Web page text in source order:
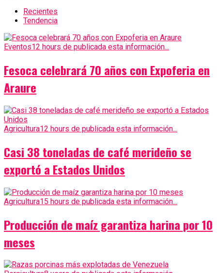
Recientes
Tendencia
Eventos12 hours de publicada esta información...
Fesoca celebrará 70 años con Expoferia en
Araure
Agricultura12 hours de publicada esta información...
Casi 38 toneladas de café merideño se
exportó a Estados Unidos
Agricultura15 hours de publicada esta información...
Producción de maíz garantiza harina por 10
meses